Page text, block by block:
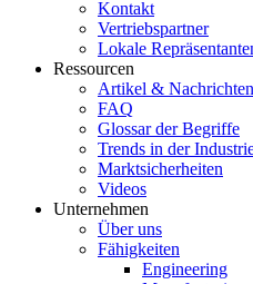
Kontakt
Vertriebspartner
Lokale
Ressourcen
Artikel & Nachrichten
FAQ
Glossar der Begriffe
Trends in der
Marktsicherheiten
Videos
Unternehmen
Über uns
Fähigkeiten
Engineering